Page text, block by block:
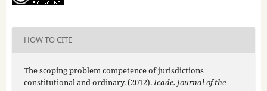
HOW TO CITE
The scoping problem competence of jurisdictions
constitutional and ordinary. (2012).Icade. Journal of the